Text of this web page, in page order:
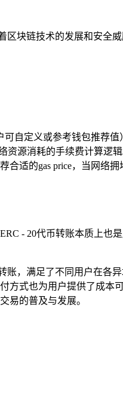
区块链技术的发展和安
可自定义或参考钱包推荐
资源消耗的手续费计算逻辑
适的gas price，当网络
- 20代币转账本质上
账，满足了不同用户在
式也为用户提供了成
易的普及与发展。